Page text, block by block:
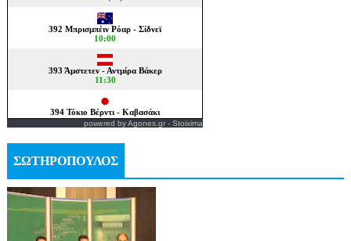
powered byAgones.gr- Stoixima
ΣΩΤΗΡΟΠΟΥΛΟΣ